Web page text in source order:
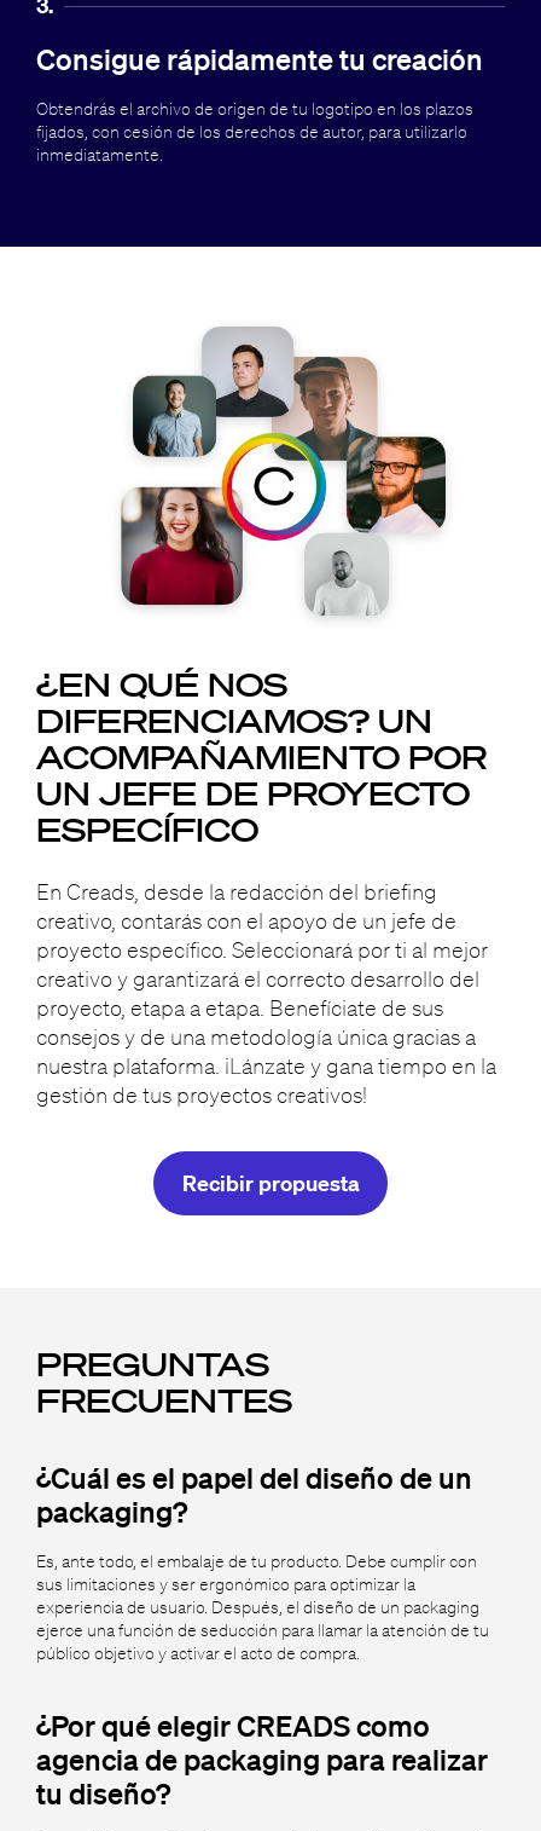
3.
Consigue rápidamente tu creación
Obtendrás el archivo de origen de tu logotipo en los plazos
fijados, con cesión de los derechos de autor, para utilizarlo
inmediatamente.
¿EN QUÉ NOS
DIFERENCIAMOS? UN
ACOMPAÑAMIENTOPOR
UN JEFE DE PROYECTO
ESPECÍFICO
En Creads, desde la redacción del briefing
creativo, contarás con el apoyo de un jefe de
proyecto específico. Seleccionará por ti al mejor
creativo y garantizará el correcto desarrollo del
proyecto, etapa a etapa. Benefíciate de sus
consejos y de una metodología única gracias a
nuestra plataforma. ¡Lánzate y gana tiempo en la
gestión de tus proyectos creativos!
Recibir propuesta
PREGUNTAS
FRECUENTES
¿Cuál es el papel del diseño de un
packaging?
Es, ante todo, el embalaje de tu producto. Debe cumplir con
sus limitaciones y ser ergonómico para optimizar la
experiencia de usuario. Después, el diseño de un packaging
ejerce una función de seducción para llamar la atención de tu
público objetivo y activar el acto de compra.
¿Por qué elegir CREADS como
agencia de packaging para realizar
tu diseño?